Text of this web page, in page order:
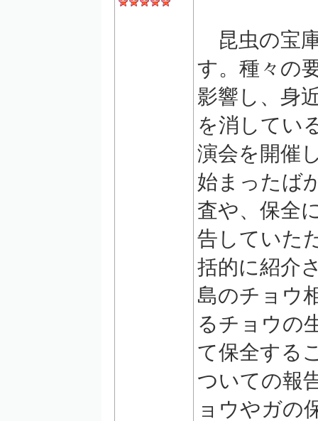
昆虫の宝
す。種々の
影響し、身
を消してい
演会を開催
始まったば
査や、保全
告していた
括的に紹介
島のチョウ
るチョウの
て保全する
ついての報
ョウやガの